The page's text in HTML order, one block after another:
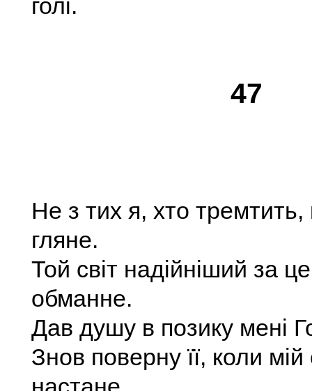
голі.
47
Не з тих я, хто
гляне.
Той світ надійніший за
обманне.
Дав душу в позику мені
Знов поверну її, коли мій